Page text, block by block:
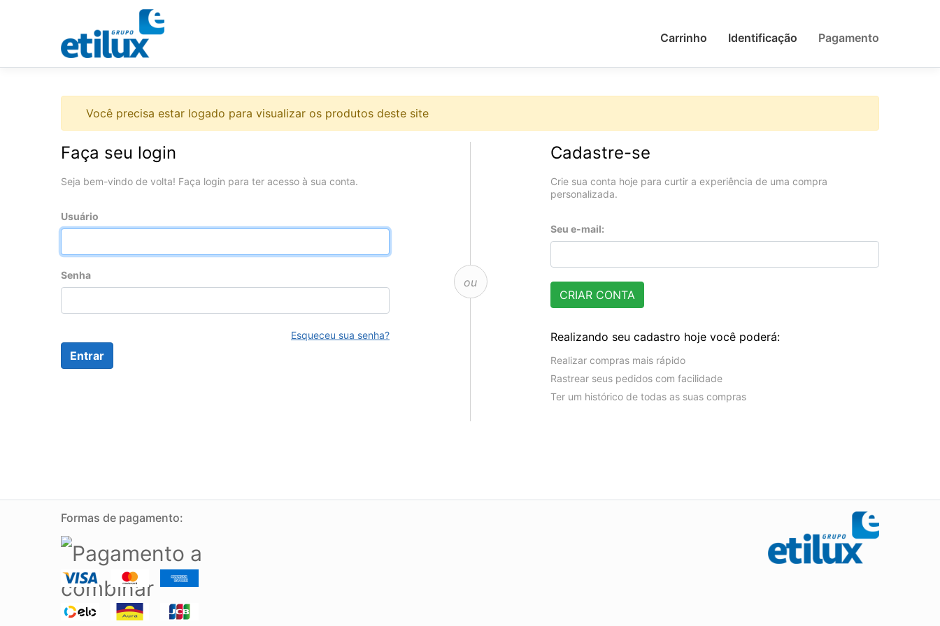
Carrinho Identificação Pagamento
Você precisa estar logado para visualizar os produtos deste site
Faça seu login
Seja bem-vindo de volta! Faça login para ter acesso à sua conta.
Usuário
Senha
Esqueceu sua senha?
ou
Cadastre-se
Crie sua conta hoje para curtir a experiência de uma compra
personalizada.
Seu e-mail:
CRIAR CONTA
Realizando seu cadastro hoje você poderá:
Realizar compras mais rápido
Rastrear seus pedidos com facilidade
Ter um histórico de todas as suas compras
Formas de pagamento: